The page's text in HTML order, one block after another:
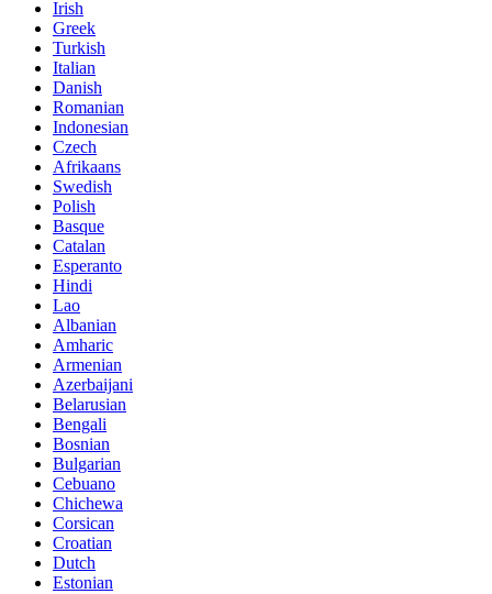
Irish
Greek
Turkish
Italian
Danish
Romanian
Indonesian
Czech
Afrikaans
Swedish
Polish
Basque
Catalan
Esperanto
Hindi
Lao
Albanian
Amharic
Armenian
Azerbaijani
Belarusian
Bengali
Bosnian
Bulgarian
Cebuano
Chichewa
Corsican
Croatian
Dutch
Estonian